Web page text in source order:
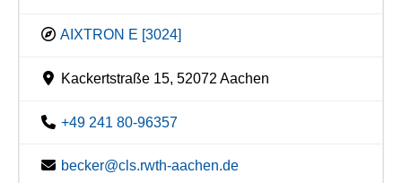
AIXTRON E [3024]
Kackertstraße 15, 52072 Aachen
+49 241 80-96357
becker@cls.rwth-aachen.de